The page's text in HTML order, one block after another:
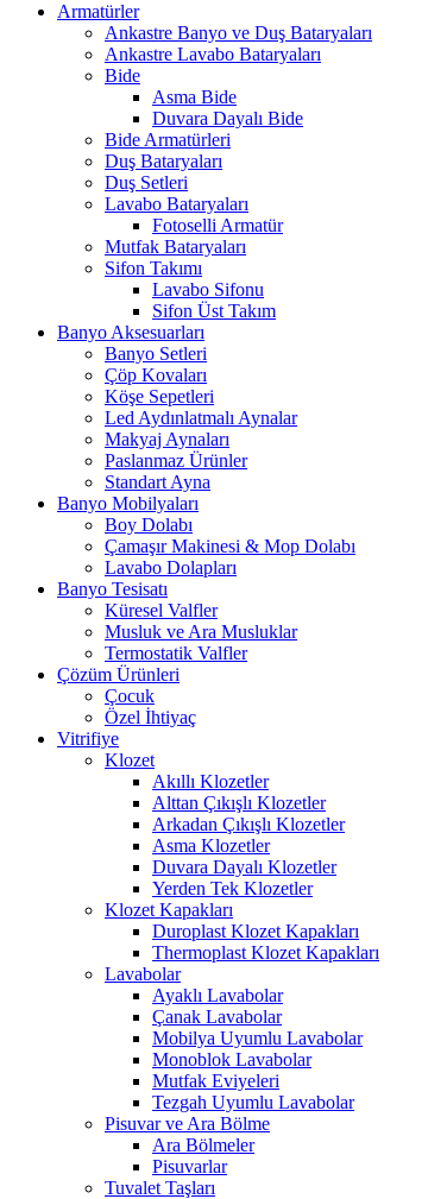
Armatürler
Ankastre Banyo ve Duş Bataryaları
Ankastre Lavabo Bataryaları
Bide
Asma Bide
Duvara Dayalı Bide
Bide Armatürleri
Duş Bataryaları
Duş Setleri
Lavabo Bataryaları
Fotoselli Armatür
Mutfak Bataryaları
Sifon Takımı
Lavabo Sifonu
Sifon Üst Takım
Banyo Aksesuarları
Banyo Setleri
Çöp Kovaları
Köşe Sepetleri
Led Aydınlatmalı Aynalar
Makyaj Aynaları
Paslanmaz Ürünler
Standart Ayna
Banyo Mobilyaları
Boy Dolabı
Çamaşır Makinesi & Mop Dolabı
Lavabo Dolapları
Banyo Tesisatı
Küresel Valfler
Musluk ve Ara Musluklar
Termostatik Valfler
Çözüm Ürünleri
Çocuk
Özel İhtiyaç
Vitrifiye
Klozet
Akıllı Klozetler
Alttan Çıkışlı Klozetler
Arkadan Çıkışlı Klozetler
Asma Klozetler
Duvara Dayalı Klozetler
Yerden Tek Klozetler
Klozet Kapakları
Duroplast Klozet Kapakları
Thermoplast Klozet Kapakları
Lavabolar
Ayaklı Lavabolar
Çanak Lavabolar
Mobilya Uyumlu Lavabolar
Monoblok Lavabolar
Mutfak Eviyeleri
Tezgah Uyumlu Lavabolar
Pisuvar ve Ara Bölme
Ara Bölmeler
Pisuvarlar
Tuvalet Taşları